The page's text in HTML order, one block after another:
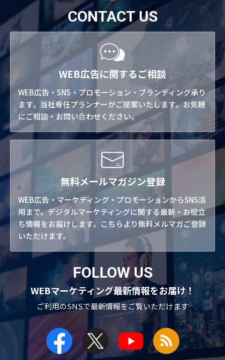
CONTACT US
WEB広告に関するご相談
WEB広告・SNS・プロモーション・ブランディング承り
ます。当社専任プランナーがご提案いたします。お気軽
にご相談・お問い合わせください。
無料メールマガジン登録
WEB広告・マーケティング・プロモーションからSNS活
用まで。デジタルマーケティングに関する最新・お役立
ち情報をお届けします。こちらより無料メルマガご登録
いただけます。
FOLLOW US
WEBマーケティング最新情報をお届け！
ご利用のSNSで最新情報をご覧いただけます